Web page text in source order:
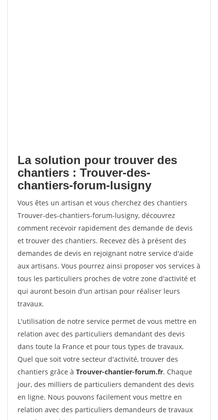
La solution pour trouver des
chantiers : Trouver-des-
chantiers-forum-lusigny
Vous êtes un artisan et vous cherchez des chantiers
Trouver-des-chantiers-forum-lusigny, découvrez
comment recevoir rapidement des demande de devis
et trouver des chantiers. Recevez dès à présent des
demandes de devis en rejoignant notre service d'aide
aux artisans. Vous pourrez ainsi proposer vos services à
tous les particuliers proches de votre zone d'activité et
qui auront besoin d'un artisan pour réaliser leurs
travaux.
L'utilisation de notre service permet de vous mettre en
relation avec des particuliers demandant des devis
dans toute la France et pour tous types de travaux.
Quel que soit votre secteur d'activité, trouver des
chantiers grâce à Trouver-chantier-forum.fr. Chaque
jour, des milliers de particuliers demandent des devis
en ligne. Nous pouvons facilement vous mettre en
relation avec des particuliers demandeurs de travaux